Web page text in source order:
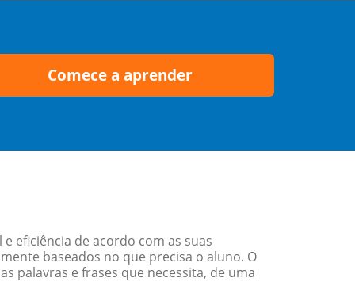
Comece a aprender
eficiência de acordo com as suas
baseados no que precisa o aluno. O
palavras e frases que necessita, de uma